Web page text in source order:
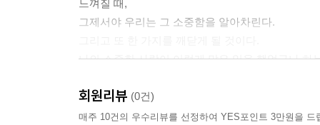
느껴질 때,
그제서야 우리는 그 소중함을 알아차린다.
나의 소중한 사람이 이렇게 많은 일을 했었구나 하
--- 본문 중에서
회원리뷰 (0건)
매주 10건의 우수리뷰를 선정하여 YES포인트 3만원을 드